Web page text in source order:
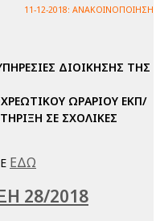
11-12-2018: ΑΝΑΚΟΙΝΟΠΟΙΗΣΗ
ΔΙΟΙΚΗΣΗΣ ΤΗΣ
ΩΡΑΡΙΟΥ ΕΚΠ/
ΣΕ ΣΧΟΛΙΚΕΣ
ΕΔΩ
28/2018